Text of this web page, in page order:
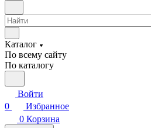
Каталог
По всему сайту
По каталогу
Войти
0
Избранное
0 Корзина